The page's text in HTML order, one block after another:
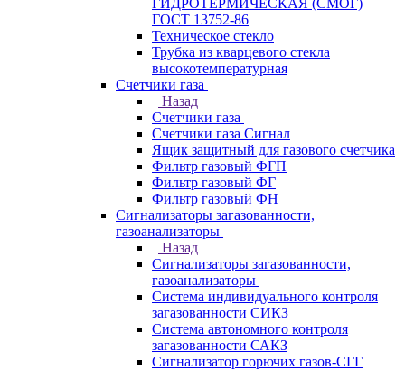
ГИДРОТЕРМИЧЕСКАЯ (СМОГ)
ГОСТ 13752-86
Техническое стекло
Трубка из кварцевого стекла
высокотемпературная
Счетчики газа
Назад
Счетчики газа
Счетчики газа Сигнал
Ящик защитный для газового счетчика
Фильтр газовый ФГП
Фильтр газовый ФГ
Фильтр газовый ФН
Сигнализаторы загазованности,
газоанализаторы
Назад
Сигнализаторы загазованности,
газоанализаторы
Система индивидуального контроля
загазованности СИКЗ
Система автономного контроля
загазованности САКЗ
Сигнализатор горючих газов-СГГ